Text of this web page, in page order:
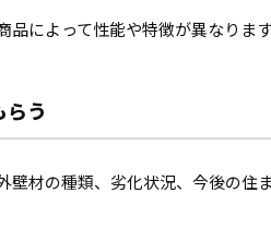
によって性能や特徴が異なりま
う
材の種類、劣化状況、今後の住